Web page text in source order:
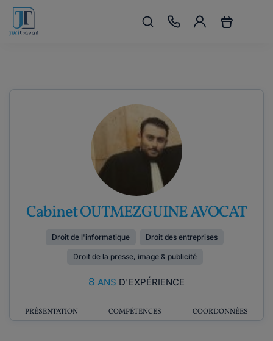
Cabinet OUTMEZGUINE AVOCAT
Droit de l'informatique Droit des entreprises
Droit de la presse, image & publicité
8 ANS D'EXPÉRIENCE
PRÉSENTATION COMPÉTENCES COORDONNÉES